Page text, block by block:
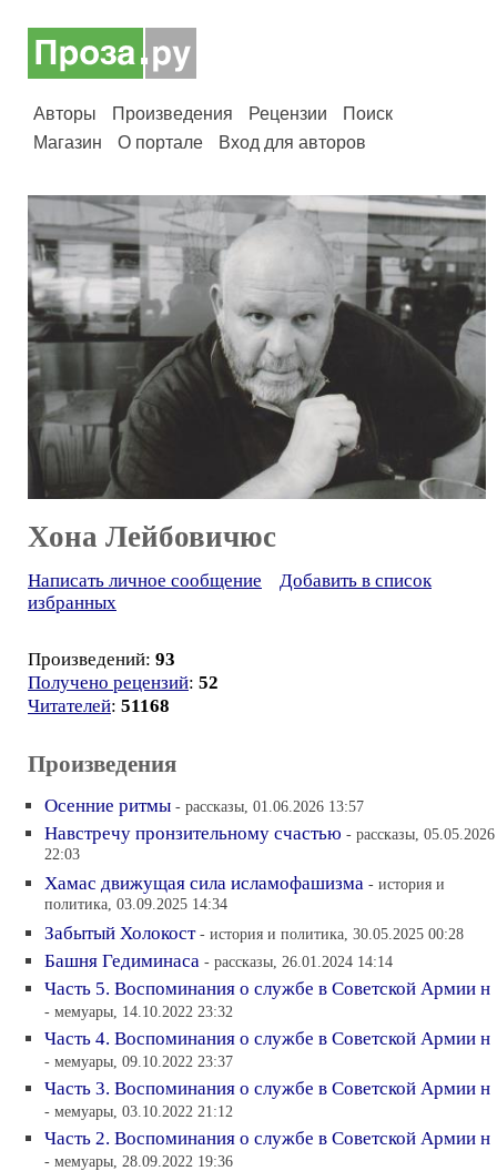
Авторы Произведения Рецензии
Поиск
Магазин
О портале Вход для авторов
Хона Лейбовичюс
Написать личное сообщение
Добавить в список
избранных
Произведений: 93
Получено рецензий: 52
Читателей: 51168
Произведения
Осенние ритмы - рассказы, 01.06.2026 13:57
Навстречу пронзительному счастью - рассказы, 05.05.2026
22:03
Хамас движущая сила исламофашизма - история и
политика, 03.09.2025 14:34
Забытый Холокост - история и политика, 30.05.2025 00:28
Башня Гедиминаса - рассказы, 26.01.2024 14:14
Часть 5. Воспоминания о службе в Советской Армии н
- мемуары, 14.10.2022 23:32
Часть 4. Воспоминания о службе в Советской Армии н
- мемуары, 09.10.2022 23:37
Часть 3. Воспоминания о службе в Советской Армии н
- мемуары, 03.10.2022 21:12
Часть 2. Воспоминания о службе в Советской Армии н
- мемуары, 28.09.2022 19:36